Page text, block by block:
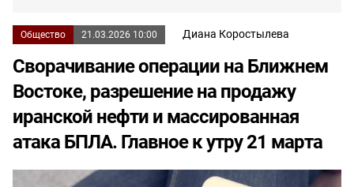
Общество 21.03.2026 10:00 Диана Коростылева
Сворачивание операции на Ближнем
Востоке, разрешение на продажу
иранской нефти и массированная
атака БПЛА. Главное к утру 21 марта